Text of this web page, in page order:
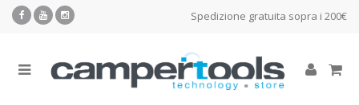
Spedizione gratuita sopra i 200€